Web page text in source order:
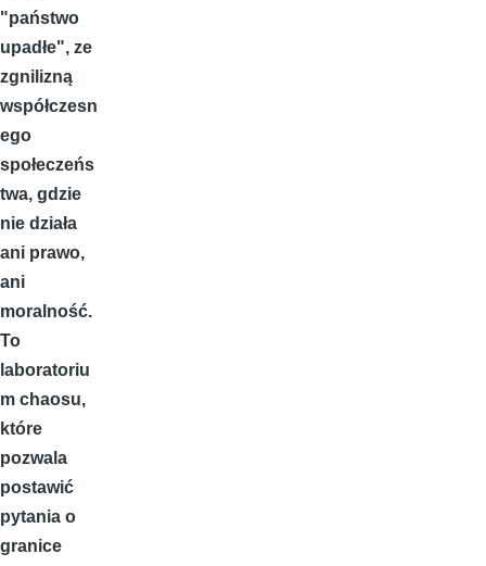
"państwo
upadłe", ze
zgnilizną
współczesn
ego
społeczeńs
twa, gdzie
nie działa
ani prawo,
ani
moralność.
To
laboratoriu
m chaosu,
które
pozwala
postawić
pytania o
granice